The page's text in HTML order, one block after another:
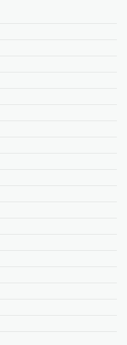
സേനാനികൾക്ക്
അർപ്പിച്ച് പ്രധാനമന്ത്രി
രാജ്യത്തിന്റെ
ത്യാഗവും വരും
,ദേശീയം,രാഷ്ട്രീയം
രാജിവെച്ചത്
തീരുമാനപ്രകാരം;
എനിക്ക്
ധർമേന്ദ്ര
വിദ്യാർത്ഥി സമരത്തെ
വിദ്യാഭ്യാസമന്ത്രി സ്ഥാനം
മുൻ കേന്ദ്രമന്ത്രി
വിദ്യാർഥി സമര
ആരോപണം
ഡെസ്ക്
ഓഗസ്റ്റ്‌ 9, 2026